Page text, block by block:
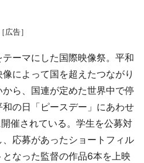
［広告］
ーマにした国際映像祭。平和
によって国を超えたつながり
ら、国連が定めた世界中で停
の日「ピースデー」にあわせ
催されている。学生を公募対
応募があったショートフィル
なった監督の作品6本を上映